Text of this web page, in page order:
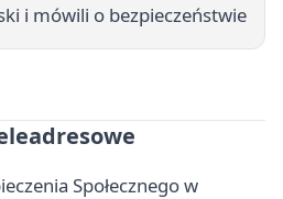
i mówili o bezpieczeństwie
Społecznego w